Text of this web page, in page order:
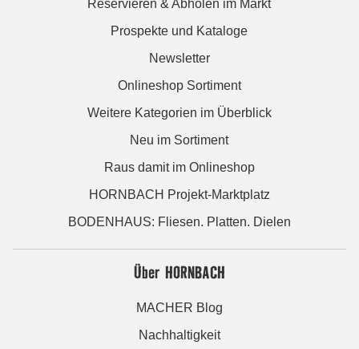
Reservieren & Abholen im Markt
Prospekte und Kataloge
Newsletter
Onlineshop Sortiment
Weitere Kategorien im Überblick
Neu im Sortiment
Raus damit im Onlineshop
HORNBACH Projekt-Marktplatz
BODENHAUS: Fliesen. Platten. Dielen
Über HORNBACH
MACHER Blog
Nachhaltigkeit